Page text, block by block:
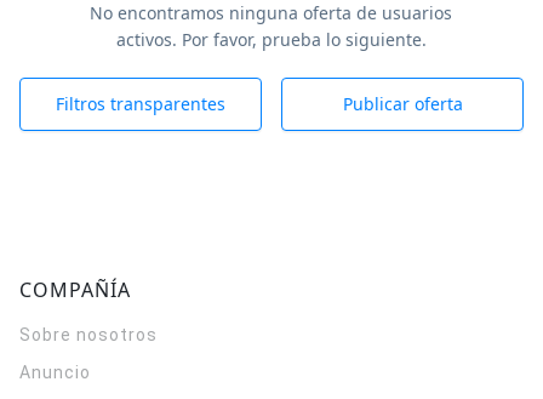
No encontramos ninguna oferta de usuarios
activos. Por favor, prueba lo siguiente.
Filtros transparentes Publicar oferta
COMPAÑÍA
Sobre nosotros
Anuncio